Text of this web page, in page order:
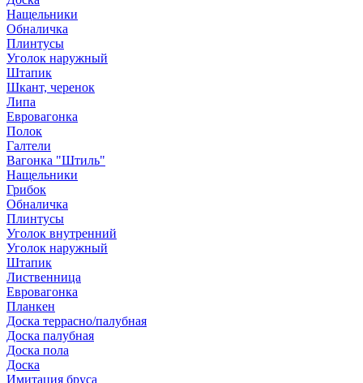
Нащельники
Обналичка
Плинтусы
Уголок наружный
Штапик
Шкант, черенок
Липа
Евровагонка
Полок
Галтели
Вагонка "Штиль"
Нащельники
Грибок
Обналичка
Плинтусы
Уголок внутренний
Уголок наружный
Штапик
Лиственница
Евровагонка
Планкен
Доска террасно/палубная
Доска палубная
Доска пола
Доска
Имитация бруса